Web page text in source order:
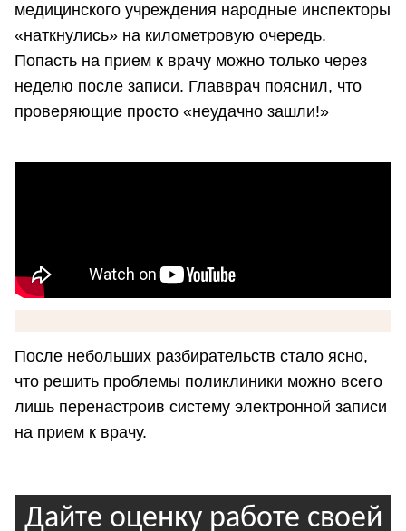
медицинского учреждения народные инспекторы
«наткнулись» на километровую очередь.
Попасть на прием к врачу можно только через
неделю после записи. Главврач пояснил, что
проверяющие просто «неудачно зашли!»
После небольших разбирательств стало ясно,
что решить проблемы поликлиники можно всего
лишь перенастроив систему электронной записи
на прием к врачу.